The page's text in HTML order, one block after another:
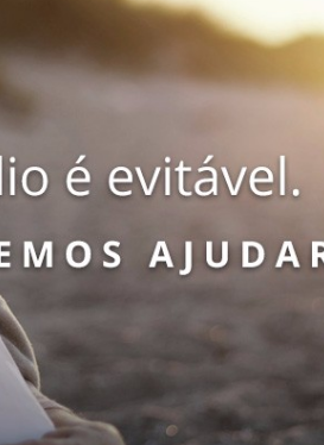
PROCURAM